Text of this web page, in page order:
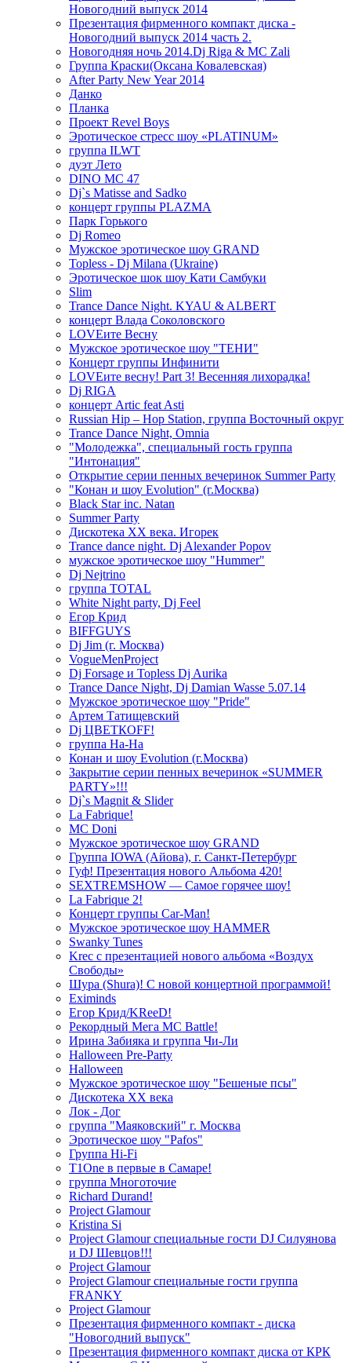
Новогодний выпуск 2014
Презентация фирменного компакт диска -
Новогодний выпуск 2014 часть 2.
Новогодняя ночь 2014.Dj Riga & MC Zali
Группа Краски(Оксана Ковалевская)
After Party New Year 2014
Данко
Планка
Проект Revel Boys
Эротическое стресс шоу «PLATINUM»
группа ILWT
дуэт Лето
DINO MC 47
Dj`s Matisse and Sadko
концерт группы PLAZMA
Парк Горького
Dj Romeo
Мужское эротическое шоу GRAND
Topless - Dj Milana (Ukraine)
Эротическое шок шоу Кати Самбуки
Slim
Trance Dance Night. KYAU & ALBERT
концерт Влада Соколовского
LOVEите Весну
Мужское эротическое шоу "ТЕНИ"
Концерт группы Инфинити
LOVEите весну! Part 3! Весенняя лихорадка!
Dj RIGA
концерт Artic feat Asti
Russian Hip – Hop Station, группа Восточный округ
Trance Dance Night, Omnia
"Молодежка", специальный гость группа
"Интонация"
Открытие серии пенных вечеринок Summer Party
"Конан и шоу Evolution" (г.Москва)
Black Star inc. Natan
Summer Party
Дискотека ХХ века. Игорек
Trance dance night. Dj Alexander Popov
мужское эротическое шоу "Hummer"
Dj Nejtrino
группа TOTAL
White Night party, Dj Feel
Егор Крид
BIFFGUYS
Dj Jim (г. Москва)
VogueMenProject
Dj Forsage и Topless Dj Aurika
Trance Dance Night, Dj Damian Wasse 5.07.14
Мужское эротическое шоу "Pride"
Артем Татищевский
Dj ЦВЕТКOFF!
группа На-На
Конан и шоу Evolution (г.Москва)
Закрытие серии пенных вечеринок «SUMMER
PARTY»!!!
Dj`s Magnit & Slider
La Fabrique!
MC Doni
Мужское эротическое шоу GRAND
Группа IOWA (Айова), г. Санкт-Петербург
Гуф! Презентация нового Альбома 420!
SEXTREMSHOW — Самое горячее шоу!
La Fabrique 2!
Концерт группы Car-Man!
Мужское эротическое шоу HAMMER
Swanky Tunes
Krec с презентацией нового альбома «Воздух
Свободы»
Шура (Shura)! С новой концертной программой!
Eximinds
Егор Крид/KReeD!
Рекордный Мега МС Battle!
Ирина Забияка и группа Чи-Ли
Halloween Pre-Party
Halloween
Мужское эротическое шоу "Бешеные псы"
Дискотека ХХ века
Лок - Дог
группа "Маяковский" г. Москва
Эротическое шоу "Pafos"
Группа Hi-Fi
T1One в первые в Самаре!
группа Многоточие
Richard Durand!
Project Glamour
Kristina Si
Project Glamour специальные гости DJ Силуянова
и DJ Шевцов!!!
Project Glamour
Project Glamour специальные гости группа
FRANKY
Project Glamour
Презентация фирменного компакт - диска
"Новогодний выпуск"
Презентация фирменного компакт диска от КРК